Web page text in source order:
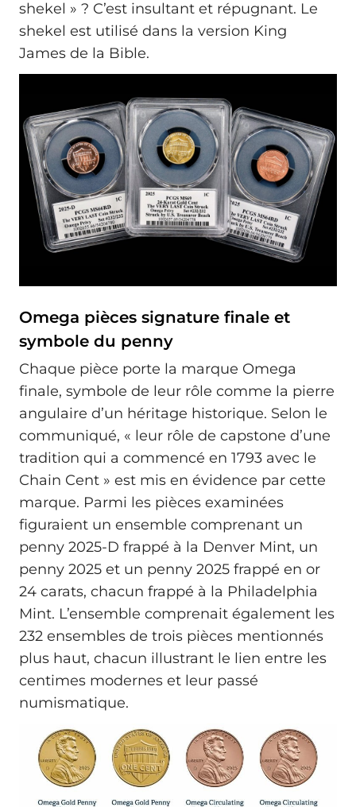
shekel » ? C’est insultant et répugnant. Le
shekel est utilisé dans la version King
James de la Bible.
Omega pièces signature finale et
symbole du penny
Chaque pièce porte la marque Omega
finale, symbole de leur rôle comme la pierre
angulaire d’un héritage historique. Selon le
communiqué, « leur rôle de capstone d’une
tradition qui a commencé en 1793 avec le
Chain Cent » est mis en évidence par cette
marque. Parmi les pièces examinées
figuraient un ensemble comprenant un
penny 2025-D frappé à la Denver Mint, un
penny 2025 et un penny 2025 frappé en or
24 carats, chacun frappé à la Philadelphia
Mint. L’ensemble comprenait également les
232 ensembles de trois pièces mentionnés
plus haut, chacun illustrant le lien entre les
centimes modernes et leur passé
numismatique.